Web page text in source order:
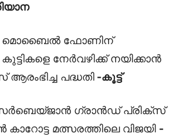
മൊബൈൽ ഫോണിന്
നേർവഴിക്ക് നയിക്കാൻ
പദ്ധതി -കൂട്ട്
ഗ്രാൻഡ് പ്രിക്‌സ്
മത്സരത്തിലെ വിജയി -